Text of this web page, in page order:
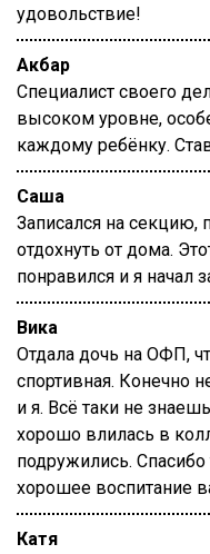
удовольствие!
Акбар
Специалист своего
высоком уровне,
каждому ребёнку.
Саша
Записался на секцию,
отдохнуть от дома.
понравился и я начал
Вика
Отдала дочь на ОФП,
спортивная. Конечно
и я. Всё таки не
хорошо влилась в
подружились.
хорошее воспитание
Катя